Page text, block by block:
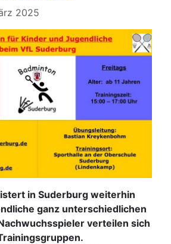
2025
in Suderburg weiterhin
ganz unterschiedlichen
verteilen sich